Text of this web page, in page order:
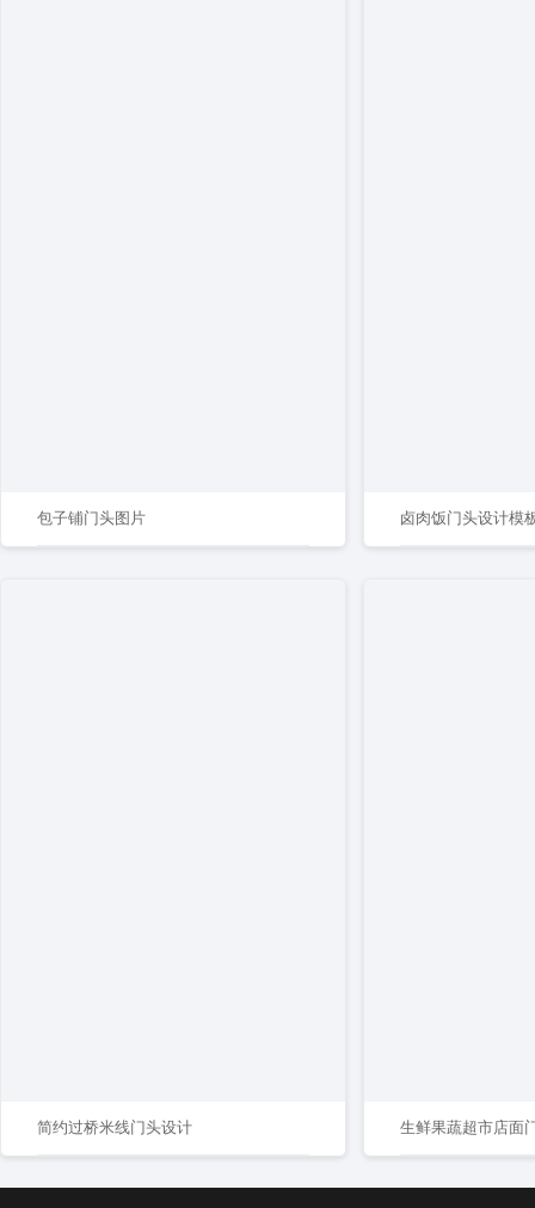
包子铺门头图片 卤肉饭门头设计模
简约过桥米线门头设计 生鲜果蔬超市店面